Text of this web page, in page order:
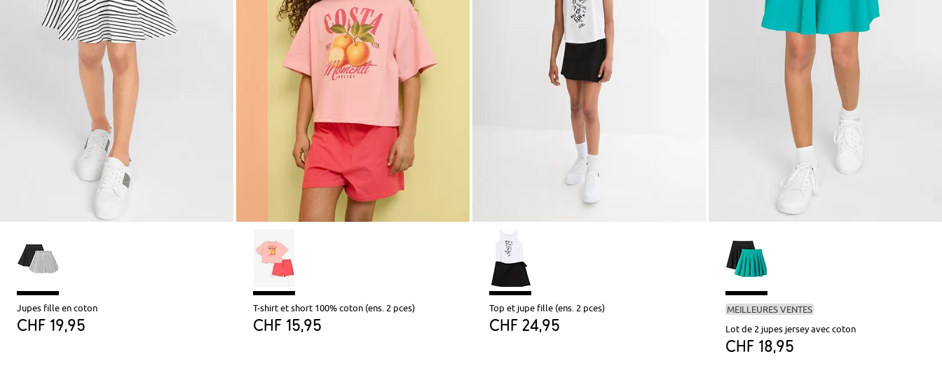
Jupes fille en coton
CHF 19,95
T-shirt et short 100% coton (ens. 2 pces)
CHF 15,95
Top et jupe fille (ens. 2 pces)
CHF 24,95
MEILLEURES VENTES
Lot de 2 jupes jersey avec coton
CHF 18,95